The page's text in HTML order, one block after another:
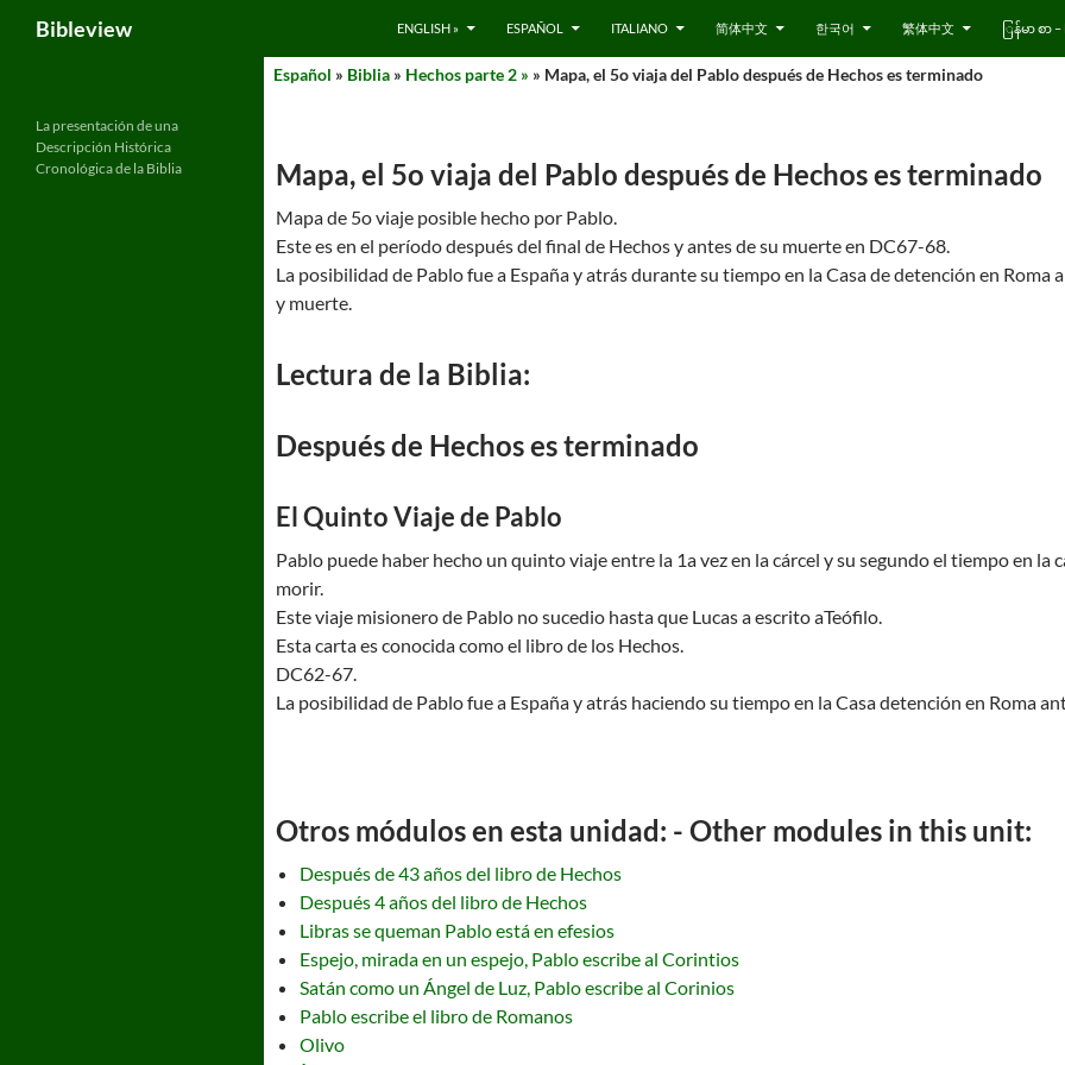
content
Bibleview ENGLISH » ESPAÑOL ITALIANO 简体中文 한국어 繁体中文 ြန်မာ စာ –
Español » Biblia » Hechos parte 2 » » Mapa, el 5o viaja del Pablo después de Hechos es terminado
Mapa, el 5o viaja del Pablo después de Hechos es terminado
Mapa de 5o viaje posible hecho por Pablo.
Este es en el período después del final de Hechos y antes de su muerte en DC67-68.
La posibilidad de Pablo fue a España y atrás durante su tiempo en la Casa de detención en Roma
y muerte.
Lectura de la Biblia:
Después de Hechos es terminado
El Quinto Viaje de Pablo
Pablo puede haber hecho un quinto viaje entre la 1a vez en la cárcel y su segundo el tiempo en la
morir.
Este viaje misionero de Pablo no sucedio hasta que Lucas a escrito aTeófilo.
Esta carta es conocida como el libro de los Hechos.
DC62-67.
La posibilidad de Pablo fue a España y atrás haciendo su tiempo en la Casa detención en Roma
Otros módulos en esta unidad: - Other modules in this unit:
Después de 43 años del libro de Hechos
Después 4 años del libro de Hechos
Libras se queman Pablo está en efesios
Espejo, mirada en un espejo, Pablo escribe al Corintios
Satán como un Ángel de Luz, Pablo escribe al Corinios
Pablo escribe el libro de Romanos
Olivo
La presentación de una
Descripción Histórica
Cronológica de la Biblia